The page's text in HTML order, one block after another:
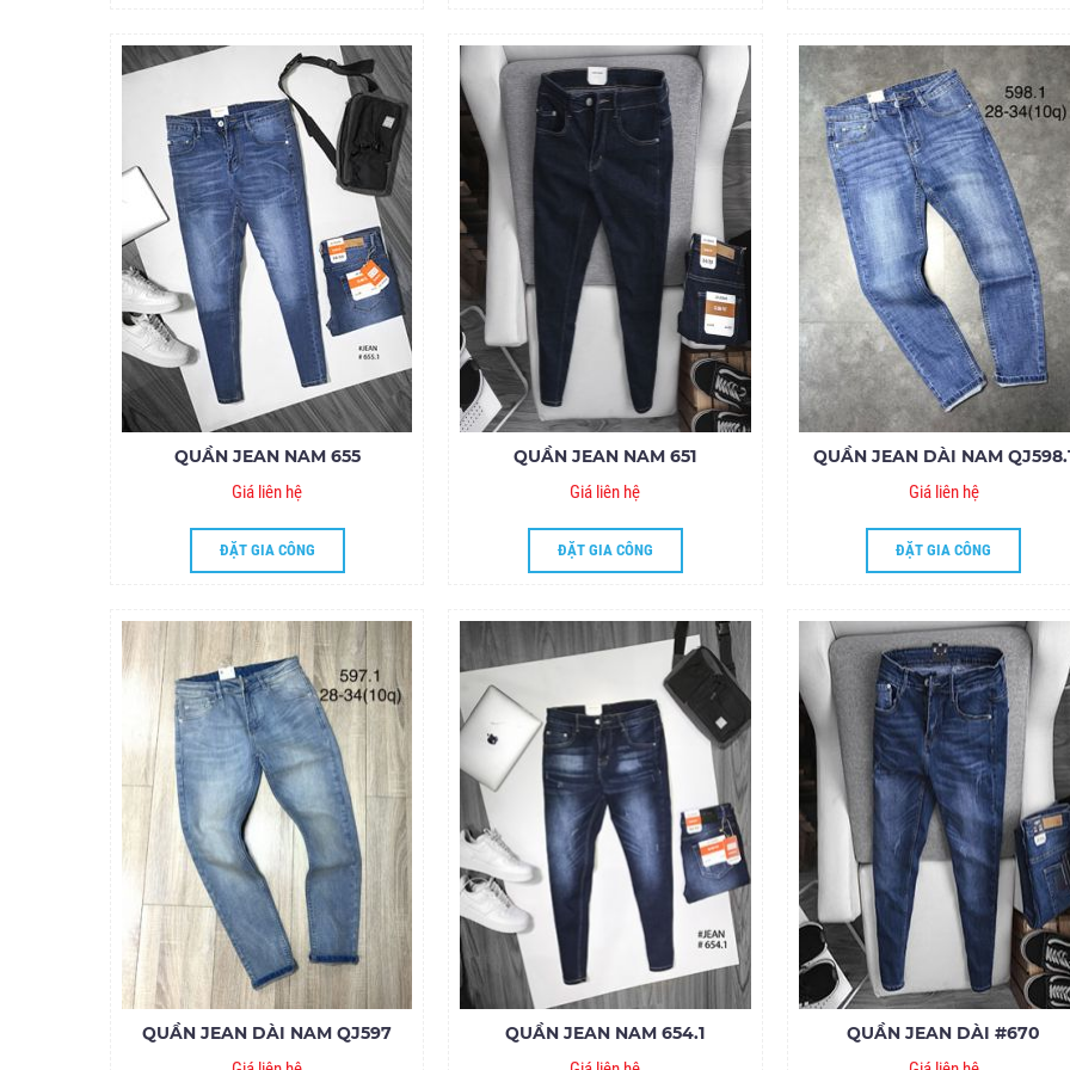
QUẦN JEAN NAM 655
Giá liên hệ
ĐẶT GIA CÔNG
QUẦN JEAN NAM 651
Giá liên hệ
ĐẶT GIA CÔNG
QUẦN JEAN DÀI NAM
Giá liên hệ
ĐẶT GIA CÔNG
QUẦN JEAN DÀI NAM QJ597
QUẦN JEAN NAM 654.1
QUẦN JEAN DÀI #670